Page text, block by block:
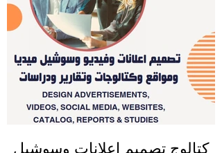
كتالوج تصميم اعلانات وسوشيل